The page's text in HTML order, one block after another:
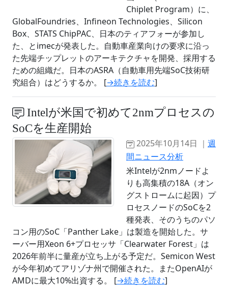
Chiplet Program）に、
GlobalFoundries、Infineon Technologies、Silicon
Box、STATS ChipPAC、日本のティアフォーが参加し
た、とimecが発表した。自動車産業向けの要求に沿っ
た先端チップレットのアーキテクチャを開発、採用する
ための組織だ。日本のASRA（自動車用先端SoC技術研
究組合）はどうするか。 [→続きを読む]
Intelが米国で初めて2nmプロセスの
SoCを生産開始
2025年10月14日 ｜ 週
間ニュース分析
米Intelが2nmノードよ
りも高集積の18A（オン
グストロームに起因）プ
ロセスノードのSoCを2
種発表、そのうちのパソ
コン用のSoC「Panther Lake」は製造を開始した。サ
ーバー用Xeon 6+プロセッサ「Clearwater Forest」は
2026年前半に量産が立ち上がる予定だ。Semicon West
が今年初めてアリゾナ州で開催された。またOpenAIが
AMDに最大10%出資する。 [→続きを読む]